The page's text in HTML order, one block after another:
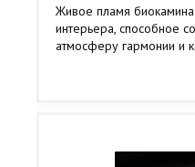
Живое пламя
интерьера, способное
атмосферу гармонии и